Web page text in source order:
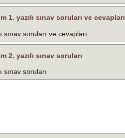
yazılı sınav soruları ve cevapları
soruları ve cevapları
2. yazılı sınav soruları
sınav soruları